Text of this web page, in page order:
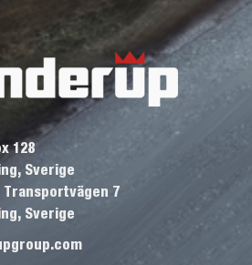
128
Sverige
Transportvägen 7
Sverige